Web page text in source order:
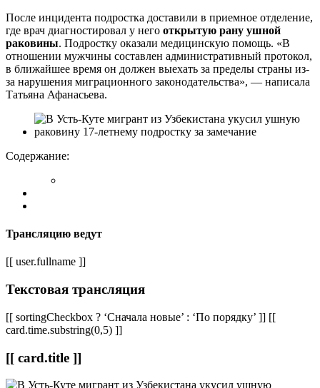
После инцидента подростка доставили в приемное отделение,
где врач диагностировал у него открытую рану ушной
раковины. Подростку оказали медицинскую помощь. «В
отношении мужчины составлен административный протокол,
в ближайшее время он должен выехать за пределы страны из-
за нарушения миграционного законодательства», — написала
Татьяна Афанасьева.
Содержание:
Трансляцию ведут
[[ user.fullname ]]
Текстовая трансляция
[[ sortingCheckbox ? ‘Сначала новые’ : ‘По порядку’ ]] [[
card.time.substring(0,5) ]]
[[ card.title ]]